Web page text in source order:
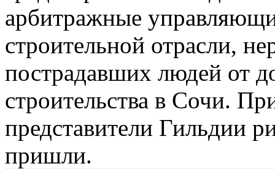
арбитражные
строительной отрасли,
пострадавших людей от
строительства в Сочи.
представители Гильдии
пришли.